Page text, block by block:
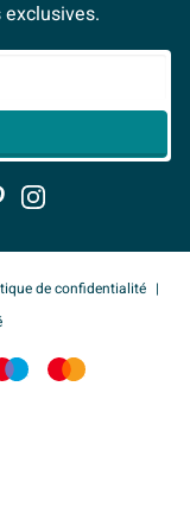
de confidentialité